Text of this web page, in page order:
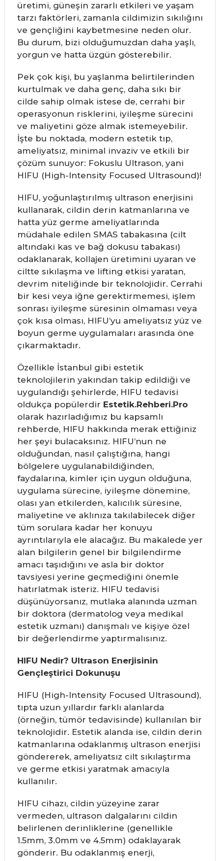
üretimi, güneşin zararlı etkileri ve yaşam
tarzı faktörleri, zamanla cildimizin sıkılığını
ve gençliğini kaybetmesine neden olur.
Bu durum, bizi olduğumuzdan daha yaşlı,
yorgun ve hatta üzgün gösterebilir.
Pek çok kişi, bu yaşlanma belirtilerinden
kurtulmak ve daha genç, daha sıkı bir
cilde sahip olmak istese de, cerrahi bir
operasyonun risklerini, iyileşme sürecini
ve maliyetini göze almak istemeyebilir.
İşte bu noktada, modern estetik tıp,
ameliyatsız, minimal invaziv ve etkili bir
çözüm sunuyor: Fokuslu Ultrason, yani
HIFU (High-Intensity Focused Ultrasound)!
HIFU, yoğunlaştırılmış ultrason enerjisini
kullanarak, cildin derin katmanlarına ve
hatta yüz germe ameliyatlarında
müdahale edilen SMAS tabakasına (cilt
altındaki kas ve bağ dokusu tabakası)
odaklanarak, kollajen üretimini uyaran ve
ciltte sıkılaşma ve lifting etkisi yaratan,
devrim niteliğinde bir teknolojidir. Cerrahi
bir kesi veya iğne gerektirmemesi, işlem
sonrası iyileşme süresinin olmaması veya
çok kısa olması, HIFU’yu ameliyatsız yüz ve
boyun germe uygulamaları arasında öne
çıkarmaktadır.
Özellikle İstanbul gibi estetik
teknolojilerin yakından takip edildiği ve
uygulandığı şehirlerde, HIFU tedavisi
oldukça popülerdir Estetik.Rehberi.Pro
olarak hazırladığımız bu kapsamlı
rehberde, HIFU hakkında merak ettiğiniz
her şeyi bulacaksınız. HIFU’nun ne
olduğundan, nasıl çalıştığına, hangi
bölgelere uygulanabildiğinden,
faydalarına, kimler için uygun olduğuna,
uygulama sürecine, iyileşme dönemine,
olası yan etkilerden, kalıcılık süresine,
maliyetine ve aklınıza takılabilecek diğer
tüm sorulara kadar her konuyu
ayrıntılarıyla ele alacağız. Bu makalede yer
alan bilgilerin genel bir bilgilendirme
amacı taşıdığını ve asla bir doktor
tavsiyesi yerine geçmediğini önemle
hatırlatmak isteriz. HIFU tedavisi
düşünüyorsanız, mutlaka alanında uzman
bir doktora (dermatolog veya medikal
estetik uzmanı) danışmalı ve kişiye özel
bir değerlendirme yaptırmalısınız.
HIFU Nedir? Ultrason Enerjisinin
Gençleştirici Dokunuşu
HIFU (High-Intensity Focused Ultrasound),
tıpta uzun yıllardır farklı alanlarda
(örneğin, tümör tedavisinde) kullanılan bir
teknolojidir. Estetik alanda ise, cildin derin
katmanlarına odaklanmış ultrason enerjisi
göndererek, ameliyatsız cilt sıkılaştırma
ve germe etkisi yaratmak amacıyla
kullanılır.
HIFU cihazı, cildin yüzeyine zarar
vermeden, ultrason dalgalarını cildin
belirlenen derinliklerine (genellikle
1.5mm, 3.0mm ve 4.5mm) odaklayarak
gönderir. Bu odaklanmış enerji,